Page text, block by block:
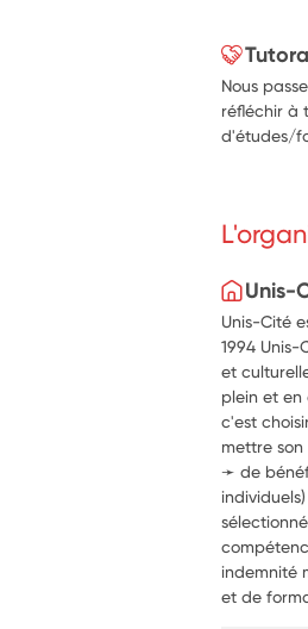
Nous
réfléchir à
d'études/
Unis-
Unis-Cité
1994
et
plein et en
c'est
mettre
➛ de
indemnité
et de